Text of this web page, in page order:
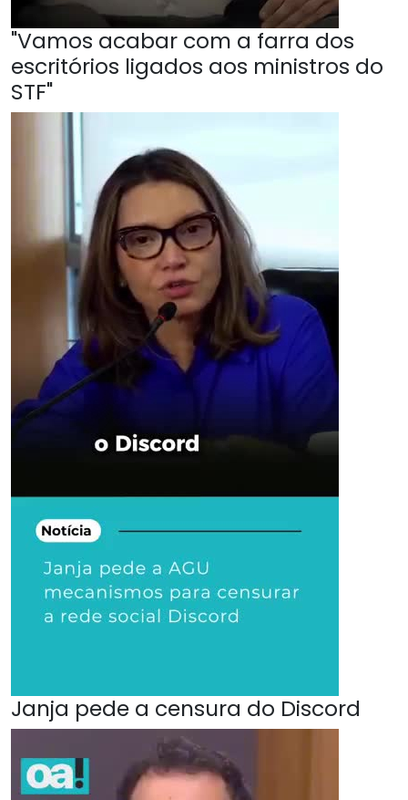
"Vamos acabar com a farra dos
escritórios ligados aos ministros do
STF"
Janja pede a censura do Discord